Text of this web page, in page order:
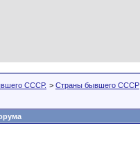
СССР. > Страны бывшего СССР